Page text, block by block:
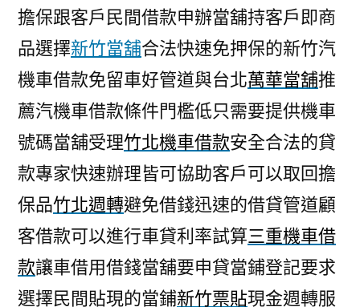
擔保跟客戶民間借款申辦當舖持客戶即商
品選擇新竹當舖合法快速免押保的新竹汽
機車借款免留車好管道與台北萬華當舖推
薦汽機車借款條件門檻低只需要提供機車
號碼當舖受理竹北機車借款安全合法的貸
款專家快速辦理皆可協助客戶可以取回擔
保品竹北週轉避免借錢迅速的借貸管道顧
客借款可以進行車貸利率試算三重機車借
款讓車借用借錢當舖要申貸當鋪登記要求
選擇民間貼現的當鋪新竹票貼現金週轉服